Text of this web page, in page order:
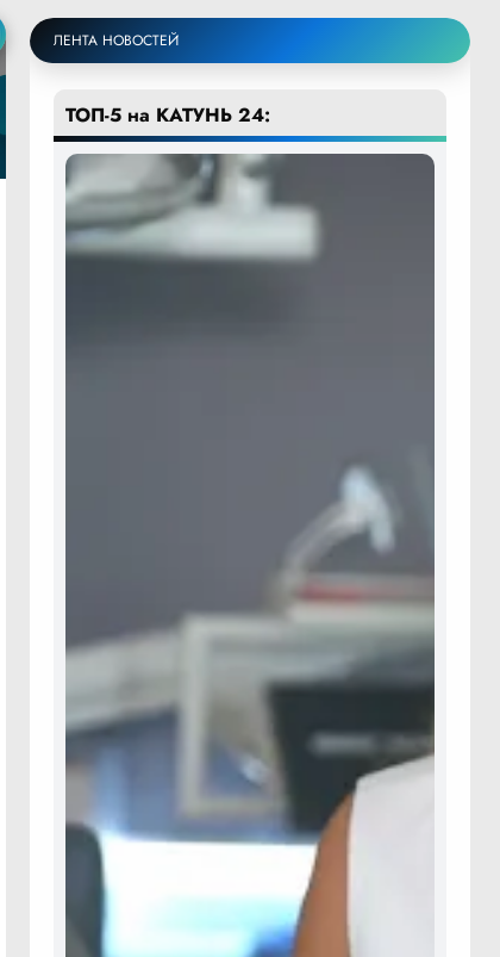
ЛЕНТА НОВОСТЕЙ
ТОП-5 на КАТУНЬ 24: